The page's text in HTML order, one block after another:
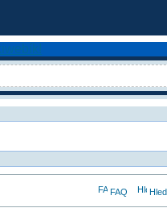
FAQ